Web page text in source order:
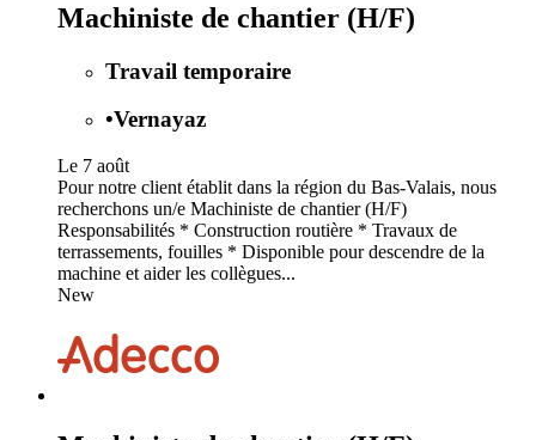
Machiniste de chantier (H/F)
Travail temporaire
•Vernayaz
Le 7 août
Pour notre client établit dans la région du Bas-Valais, nous
recherchons un/e Machiniste de chantier (H/F)
Responsabilités * Construction routière * Travaux de
terrassements, fouilles * Disponible pour descendre de la
machine et aider les collègues...
New